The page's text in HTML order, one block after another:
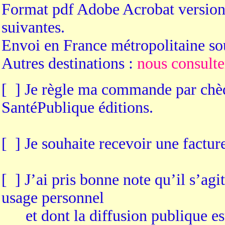
Format pdf Adobe Acrobat
suivantes.
Envoi en France métropolitaine
Autres destinations : nous
[ ] Je règle ma commande par
SantéPublique éditions.
[ ] Je souhaite recevoir une
[ ] J’ai pris bonne note qu’il
usage personnel
et dont la diffusion publique